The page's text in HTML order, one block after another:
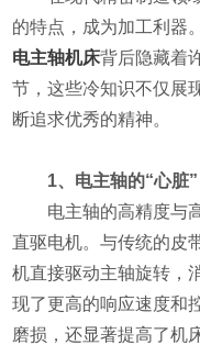
的特点，成为加工利器
电主轴机床背后隐藏着
节，这些冷知识不仅展
断追求优秀的精神。
1、电主轴的“心脏
电主轴的高精度与高
直驱电机。与传统的皮
机直接驱动主轴旋转，
现了更高的响应速度和
磨损，还显著提高了机